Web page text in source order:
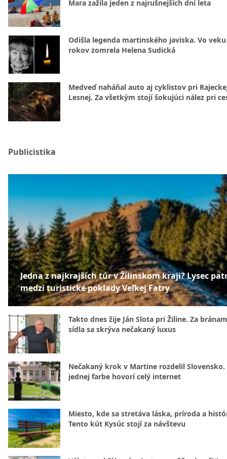
Mara zažila jeden z najrušnejších dní leta
Odišla legenda martinského javiska. Vo veku
rokov zomrela Helena Sudická
Medveď naháňal auto aj cyklistov pri
Lesnej. Za všetkým stojí šokujúci nález pri
Publicistika
Jedna z najkrajších túr v Žilinskom kraji? Lysec
medzi turistické poklady Veľkej Fatry
Takto dnes žije Ján Slota pri Žiline. Za
sídla sa skrýva nečakaný luxus
Nečakaný krok v Martine rozdelil Slovensko.
jednej farbe hovorí celý internet
Miesto, kde sa stretáva láska, príroda a
Tento kút Kysúc stojí za návštevu